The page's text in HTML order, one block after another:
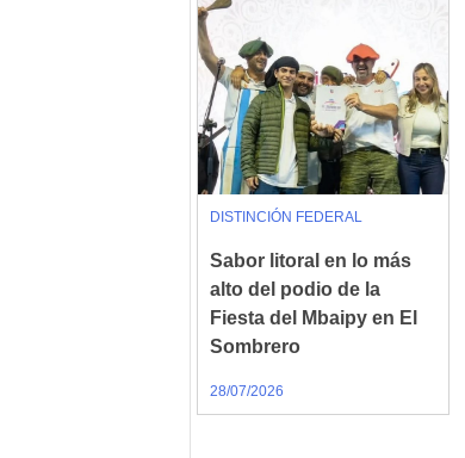
DISTINCIÓN FEDERAL
Sabor litoral en lo más
alto del podio de la
Fiesta del Mbaipy en El
Sombrero
28/07/2026